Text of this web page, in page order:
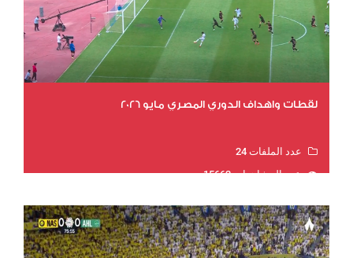
لقطات واهداف الدوري المصري مايو 2026
عدد الملفات 24
عدد المشاهدات 15662